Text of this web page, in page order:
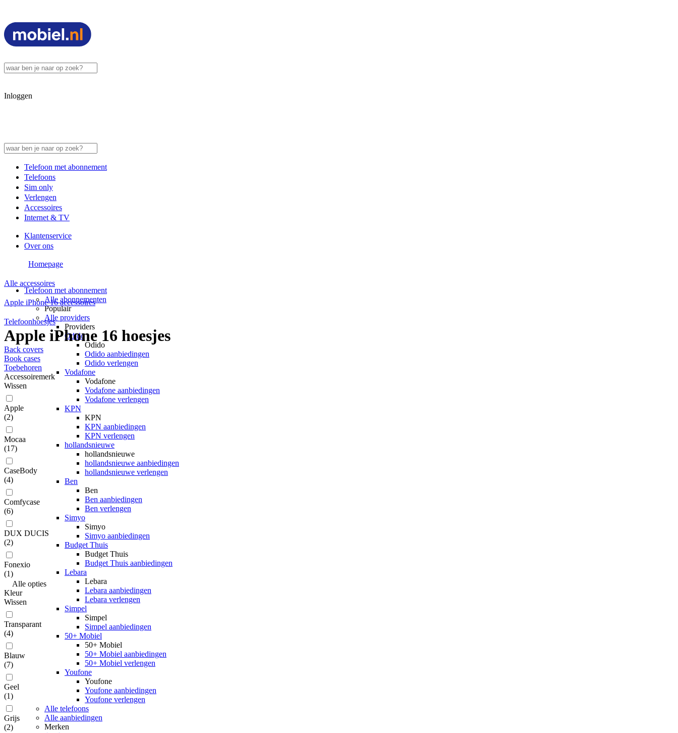
Inloggen
Telefoon met abonnement
Telefoons
Sim only
Verlengen
Accessoires
Internet & TV
Klantenservice
Over ons
Telefoon met abonnement
Alle abonnementen
Populair
Alle providers
Providers
Odido
Odido
Odido aanbiedingen
Odido verlengen
Vodafone
Vodafone
Vodafone aanbiedingen
Vodafone verlengen
KPN
KPN
KPN aanbiedingen
KPN verlengen
hollandsnieuwe
hollandsnieuwe
hollandsnieuwe aanbiedingen
hollandsnieuwe verlengen
Ben
Ben
Ben aanbiedingen
Ben verlengen
Simyo
Simyo
Simyo aanbiedingen
Budget Thuis
Budget Thuis
Budget Thuis aanbiedingen
Lebara
Lebara
Lebara aanbiedingen
Lebara verlengen
Simpel
Simpel
Simpel aanbiedingen
50+ Mobiel
50+ Mobiel
50+ Mobiel aanbiedingen
50+ Mobiel verlengen
Youfone
Youfone
Youfone aanbiedingen
Youfone verlengen
Alle telefoons
Alle aanbiedingen
Merken
Homepage
Alle accessoires
Apple iPhone 16 accessoires
Telefoonhoesjes
Apple iPhone 16 hoesjes
Back covers
Book cases
Toebehoren
Accessoiremerk
Wissen
Apple
(2)
Mocaa
(17)
CaseBody
(4)
Comfycase
(6)
DUX DUCIS
(2)
Fonexio
(1)
Alle opties
Kleur
Wissen
Transparant
(4)
Blauw
(7)
Geel
(1)
Grijs
(2)